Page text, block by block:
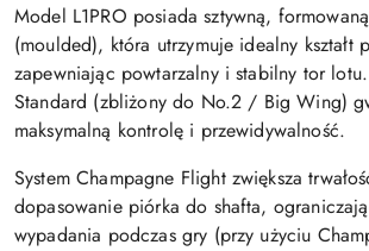
Model L1PRO posiada sztywną,
(moulded), która utrzymuje idealny kształt
zapewniając powtarzalny i stabilny tor lotu.
Standard (zbliżony do No.2 / Big Wing)
maksymalną kontrolę i przewidywalność.
System Champagne Flight zwiększa
dopasowanie piórka do shafta,
wypadania podczas gry (przy użyciu